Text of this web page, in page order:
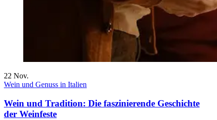
22 Nov.
Wein und Genuss in Italien
Wein und Tradition: Die faszinierende Geschichte
der Weinfeste